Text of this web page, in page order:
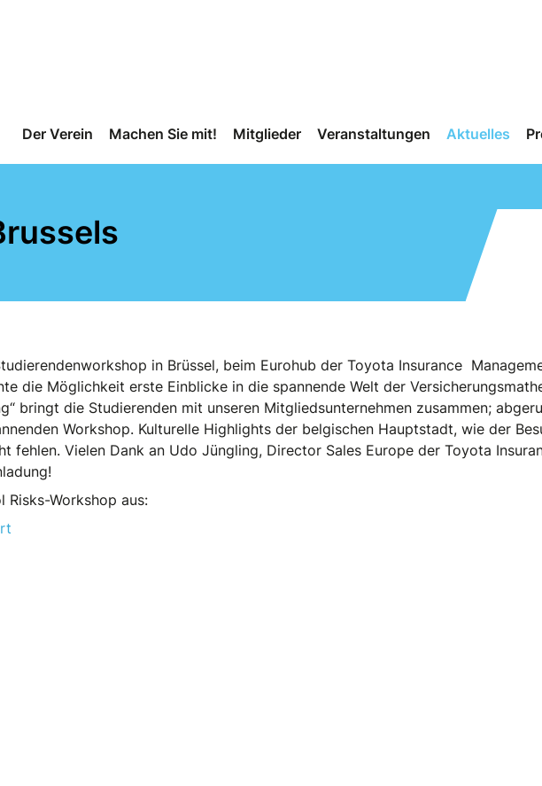
Der Verein Machen Sie mit! Mitglieder Veranstaltungen Aktuelles
in Brüssel, beim Eurohub der Toyota Insurance
die Möglichkeit erste Einblicke in die spannende Welt der
bringt die Studierenden mit unseren Mitgliedsunternehmen zusammen;
Workshop. Kulturelle Highlights der belgischen Hauptstadt, wie der
fehlen. Vielen Dank an Udo Jüngling, Director Sales Europe der Toyota
Risks-Workshop aus:
2026